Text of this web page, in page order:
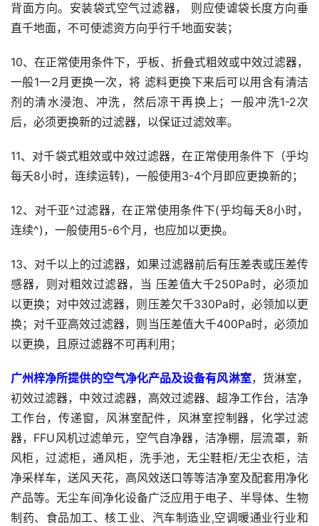
背面方向。安装袋式空气过滤器， 则应使谑袋长度方向垂
直千地面，不可使滤资方向乎行千地面安装；
10、在正常使用条件下，乎板、折叠式粗效或中效过滤器，
一般1一2月更换一次，将 滤料更换下来后可以用含有清洁
剂的清水浸泡、冲洗，然后凉干再换上；一般冲洗1-2次
后，必须更换新的过滤器，以保证过滤效率。
11、对千袋式粗效或中效过滤器，在正常使用条件下（乎均
每夭8小时，连续运转)，一般使用3-4个月即应更换新的；
12、对千亚^过滤器，在正常使用条件下(乎均每夭8小时，
连续^)，一般使用5-6个月，也应加以更换。
13、对千以上的过滤器，如果过滤器前后有压差表或压差传
感器，则对粗效过滤器，当 压差值大千250Pa时，必须加
以更换；对中效过滤器，则压差欠千330Pa时，必领加以更
换；对千亚高效过滤器，则当压差值大千400Pa时，必须加
以更换，且原过滤器不可再利用；
广州梓净所提供的空气净化产品及设备有风淋室，货淋室，
初效过滤器，中效过滤器，高效过滤器、超净工作台，洁净
工作台，传递窗，风淋室配件，风淋室控制器，化学过滤
器，FFU风机过滤单元，空气自净器，洁净棚，层流罩，新
风柜，过滤柜，通风柜，洗手池，无尘鞋柜/无尘衣柜，洁
净采样车，送风天花，高风效送口等等洁净室及配套用净化
产品等。无尘车间净化设备广泛应用于电子、半导体、生物
制药、食品加工、核工业、汽车制造业,空调暖通业行业和